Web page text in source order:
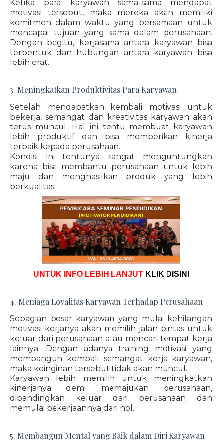
Ketika para karyawan sama-sama mendapat
motivasi tersebut, maka mereka akan memiliki
komitmen dalam waktu yang bersamaan untuk
mencapai tujuan yang sama dalam perusahaan.
Dengan begitu, kerjasama antara karyawan bisa
terbentuk dan hubungan antara karyawan bisa
lebih erat.
3. Meningkatkan Produktivitas Para Karyawan
Setelah mendapatkan kembali motivasi untuk
bekerja, semangat dan kreativitas karyawan akan
terus muncul. Hal ini tentu membuat karyawan
lebih produktif dan bisa memberikan kinerja
terbaik kepada perusahaan.
Kondisi ini tentunya sangat menguntungkan
karena bisa membantu perusahaan untuk lebih
maju dan menghasilkan produk yang lebih
berkualitas.
UNTUK INFO LEBIH LANJUT KLIK DISINI
4. Menjaga Loyalitas Karyawan Terhadap Perusahaan
Sebagian besar karyawan yang mulai kehilangan
motivasi kerjanya akan memilih jalan pintas untuk
keluar dari perusahaan atau mencari tempat kerja
lainnya. Dengan adanya training motivasi yang
membangun kembali semangat kerja karyawan,
maka keinginan tersebut tidak akan muncul.
Karyawan lebih memilih untuk meningkatkan
kinerjanya demi memajukan perusahaan,
dibandingkan keluar dari perusahaan dan
memulai pekerjaannya dari nol.
5. Membangun Mental yang Baik dalam Diri Karyawan